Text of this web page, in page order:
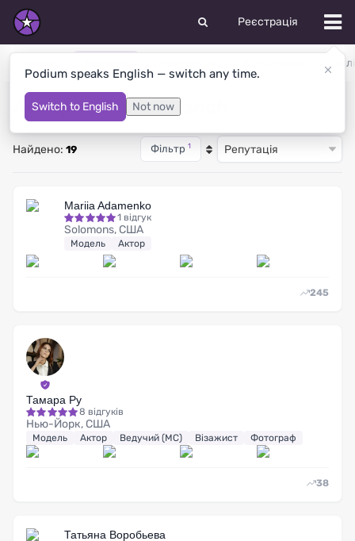
Реєстрація
Podium speaks English — switch any time.
Switch to English Not now
Актори у Porter Ranch
Найдено: 19 Фільтр1
Mariia Adamenko
1 відгук
Solomons, США
Модель Актор
245
Тамара Ру
8 відгуків
Нью-Йорк, США
Модель Актор Ведучий (MC) Візажист Фотограф
38
Татьяна Воробьева